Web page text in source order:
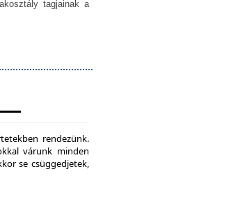
tagjainak a
rendezünk.
várunk minden
se csüggedjetek,